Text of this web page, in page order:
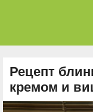
Рецепт
кремом и